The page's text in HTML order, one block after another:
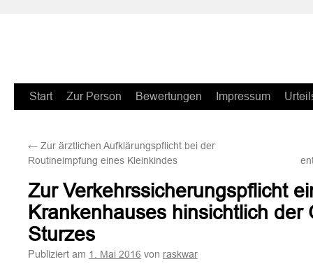
Zum
springen
Start Zur Person Bewertungen Impressum
← Zur ärztlichen Aufklärungspflicht bei der
Routineimpfung eines Kleinkindes
Zur Verkehrssicherungspflicht
Krankenhauses hinsichtlich der
Sturzes
Publiziert am 1. Mai 2016 von raskwar